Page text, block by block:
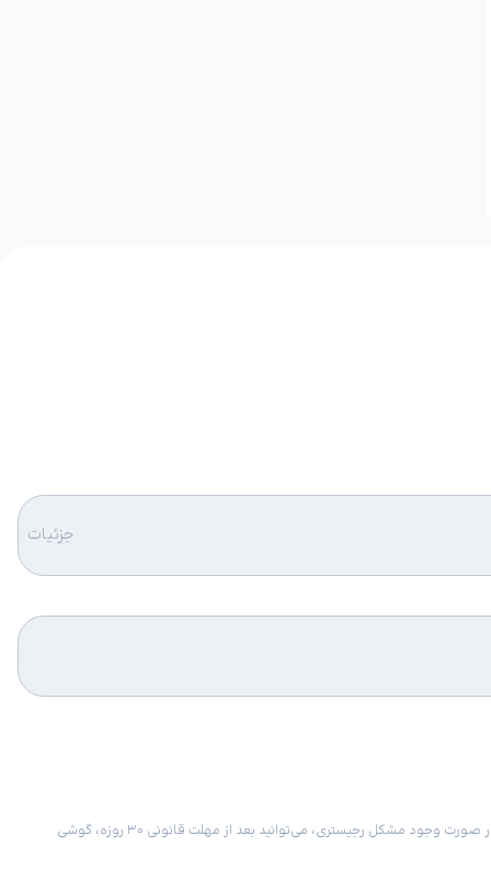
جزئیات
امکان برگشت کالا در گروه موبایل با دلیل “انصراف از خرید“ تنها در صورتی مورد قبول است که پلمب کالا باز نشده باشد. تمام گوشی‌های جی‌اس‌ام ضمانت رجیستری دارند. در صورت وجود مشکل رجیستری، می‌توانید بعد از مهلت قانونی ۳۰ روزه، گوشی